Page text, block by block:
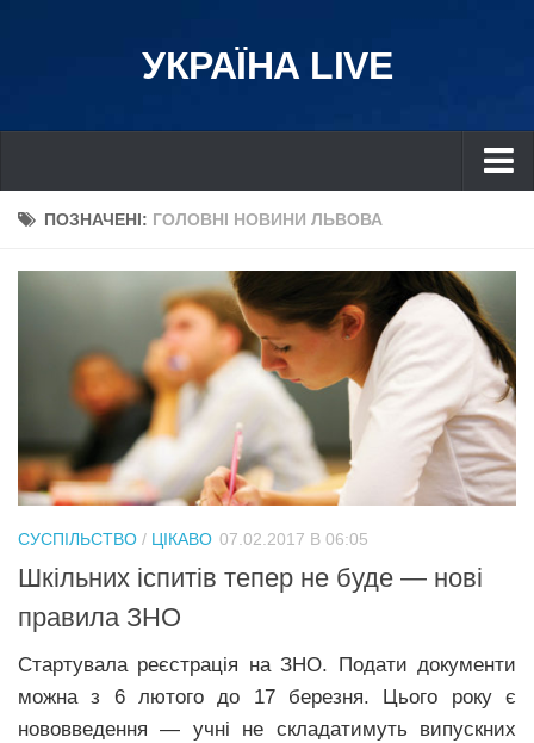
УКРАЇНА LIVE
Україна
Івано-Франківськ
Харків
Донбас
Одеса
Схід
Прикарпаття
Економіка
Політика
Світ
ПОЗНАЧЕНІ: ГОЛОВНІ НОВИНИ ЛЬВОВА
СУСПІЛЬСТВО / ЦІКАВО 07.02.2017 В 06:05
Шкільних іспитів тепер не буде — нові
правила ЗНО
Стартувала реєстрація на ЗНО. Подати документи
можна з 6 лютого до 17 березня. Цього року є
нововведення — учні не складатимуть випускних